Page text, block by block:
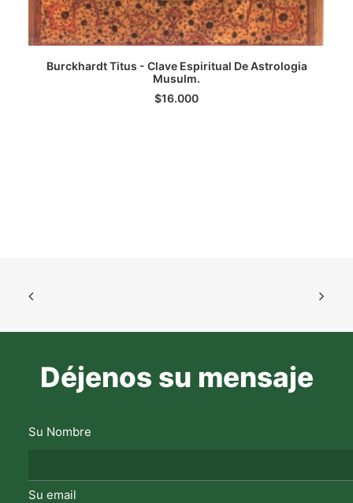
AGREGAR AL CARRITO
Burckhardt Titus - Clave Espiritual De Astrologia
Musulm.
$16.000
Déjenos su mensaje
Su Nombre
Su email